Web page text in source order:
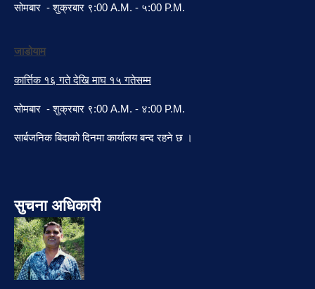
सोमबार - शुक्रबार ९:00 A.M. - ५:00 P.M.
जाडोयाम
कार्त्तिक १६ गते देखि माघ १५ गतेसम्म
सोमबार - शुक्रबार ९:00 A.M. - ४:00 P.M.
सार्बजनिक बिदाको दिनमा कार्यालय बन्द रहने छ ।
सुचना अधिकारी